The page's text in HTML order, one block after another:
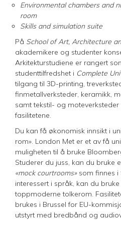
Environmental chambers and
room
Skills and simulation suite
På School of Art, Architecture
akademikere og studenter
Arkitekturstudiene er rangert
studenttilfredshet i Complete
tilgang til 3D-printing,
finmetallverksteder, keramikk,
samt tekstil- og
fasilitetene.
Du kan få økonomisk innsikt i
rom». London Met er et av få
muligheten til å bruke
Studerer du juss, kan du bruke
«mock courtrooms»som finnes i
interessert i språk, kan du bruke
toppmoderne tolkerom.
brukes i Brussel for EU-
utstyrt med bredbånd og